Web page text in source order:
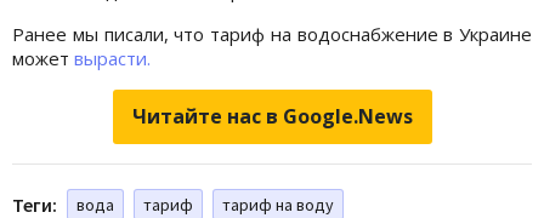
Ранее мы писали, что тариф на водоснабжение в Украине
может вырасти.
Читайте нас в Google.News
Теги: вода тариф
тариф на воду